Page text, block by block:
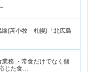
線(苫小牧－札幌)「北広島
務 ・常食だけでなく個
じた食…